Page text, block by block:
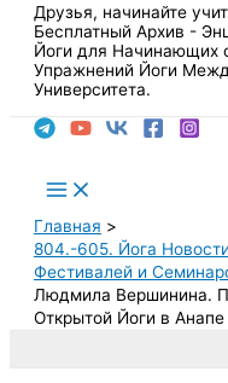
Друзья, начинайте
Бесплатный Архив -
Йоги для Начинающих
Упражнений Йоги
Университета.
Main
Menu
Главная
804.-605. Йога
Фестивалей и
Людмила Вершинина.
Открытой Йоги в Анапе